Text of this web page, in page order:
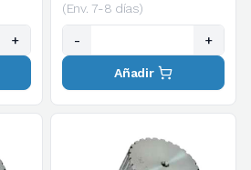
+
(Env. 7-8 días)
- +
Añadir